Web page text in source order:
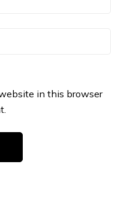
in this browser